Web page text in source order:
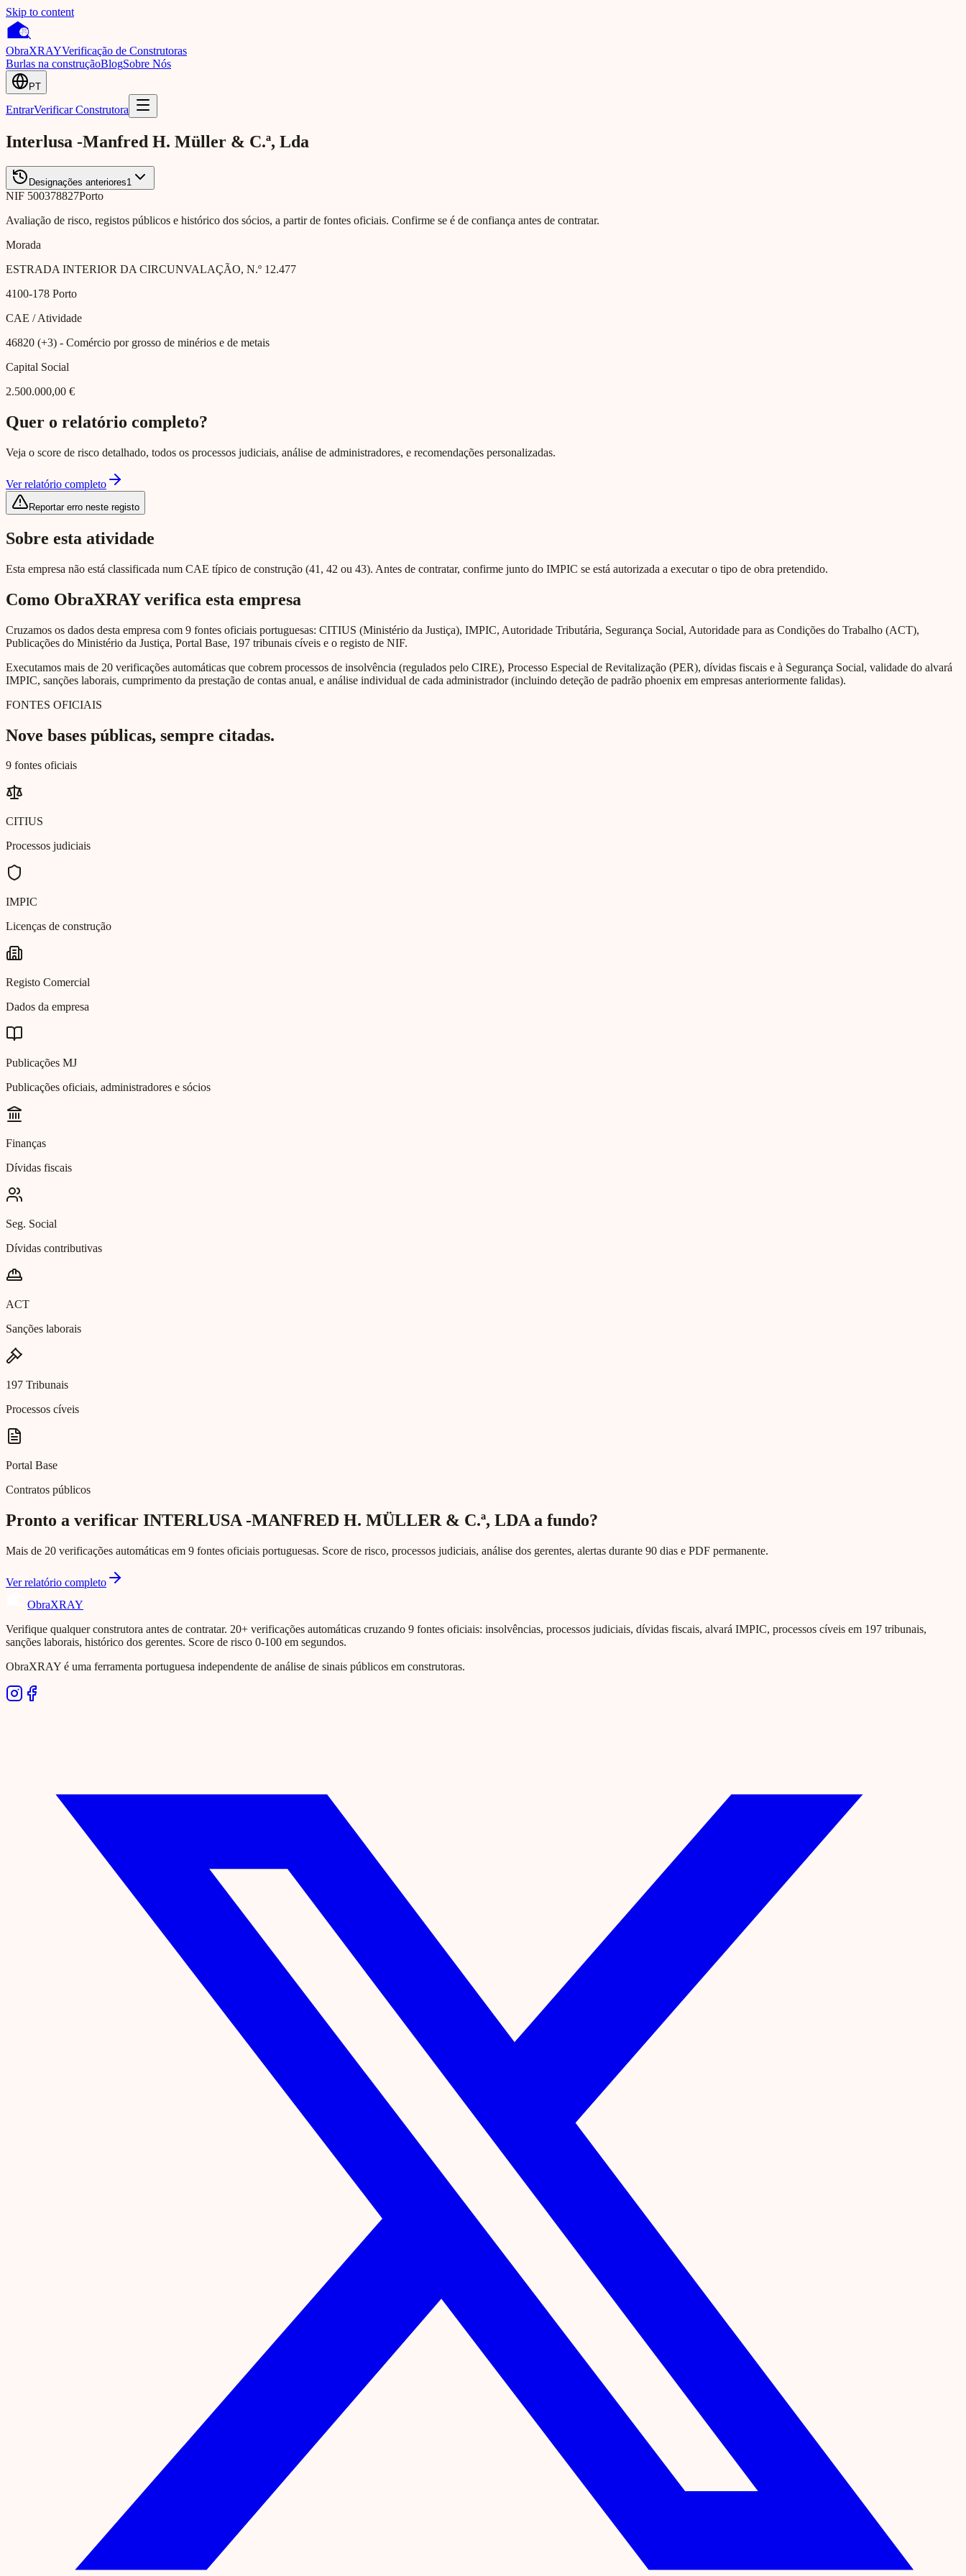
Skip to content
ObraXRAYVerificação de Construtoras
Burlas na construçãoBlogSobre Nós
PT
EntrarVerificar Construtora
Interlusa -Manfred H. Müller & C.ª, Lda
Designações anteriores1
NIF 500378827Porto
Avaliação de risco, registos públicos e histórico dos sócios, a partir de fontes oficiais. Confirme se é de confiança antes de contratar.
Morada
ESTRADA INTERIOR DA CIRCUNVALAÇÃO, N.º 12.477
4100-178 Porto
CAE / Atividade
46820 (+3) - Comércio por grosso de minérios e de metais
Capital Social
2.500.000,00 €
Quer o relatório completo?
Veja o score de risco detalhado, todos os processos judiciais, análise de administradores, e recomendações personalizadas.
Ver relatório completo
Reportar erro neste registo
Sobre esta atividade
Esta empresa não está classificada num CAE típico de construção (41, 42 ou 43). Antes de contratar, confirme junto do IMPIC se está autorizada a executar o tipo de obra pretendido.
Como ObraXRAY verifica esta empresa
Cruzamos os dados desta empresa com 9 fontes oficiais portuguesas: CITIUS (Ministério da Justiça), IMPIC, Autoridade Tributária, Segurança Social, Autoridade para as Condições do Trabalho (ACT),
Publicações do Ministério da Justiça, Portal Base, 197 tribunais cíveis e o registo de NIF.
Executamos mais de 20 verificações automáticas que cobrem processos de insolvência (regulados pelo CIRE), Processo Especial de Revitalização (PER), dívidas fiscais e à Segurança Social, validade do alvará
IMPIC, sanções laborais, cumprimento da prestação de contas anual, e análise individual de cada administrador (incluindo deteção de padrão phoenix em empresas anteriormente falidas).
FONTES OFICIAIS
Nove bases públicas, sempre citadas.
9 fontes oficiais
CITIUS
Processos judiciais
IMPIC
Licenças de construção
Registo Comercial
Dados da empresa
Publicações MJ
Publicações oficiais, administradores e sócios
Finanças
Dívidas fiscais
Seg. Social
Dívidas contributivas
ACT
Sanções laborais
197 Tribunais
Processos cíveis
Portal Base
Contratos públicos
Pronto a verificar INTERLUSA -MANFRED H. MÜLLER & C.ª, LDA a fundo?
Mais de 20 verificações automáticas em 9 fontes oficiais portuguesas. Score de risco, processos judiciais, análise dos gerentes, alertas durante 90 dias e PDF permanente.
Ver relatório completo
ObraXRAY
Verifique qualquer construtora antes de contratar. 20+ verificações automáticas cruzando 9 fontes oficiais: insolvências, processos judiciais, dívidas fiscais, alvará IMPIC, processos cíveis em 197 tribunais,
sanções laborais, histórico dos gerentes. Score de risco 0-100 em segundos.
ObraXRAY é uma ferramenta portuguesa independente de análise de sinais públicos em construtoras.